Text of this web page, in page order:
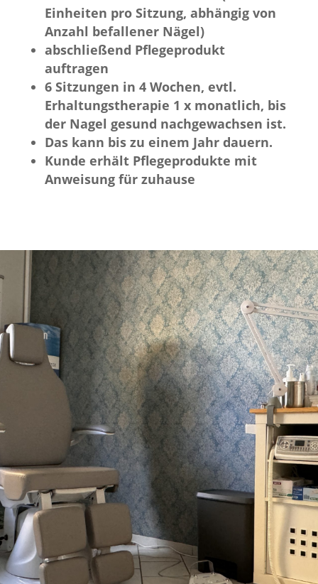
Einheiten pro Sitzung, abhängig von
Anzahl befallener Nägel)
abschließend Pflegeprodukt
auftragen
6 Sitzungen in 4 Wochen, evtl.
Erhaltungstherapie 1 x monatlich, bis
der Nagel gesund nachgewachsen ist.
Das kann bis zu einem Jahr dauern.
Kunde erhält Pflegeprodukte mit
Anweisung für zuhause